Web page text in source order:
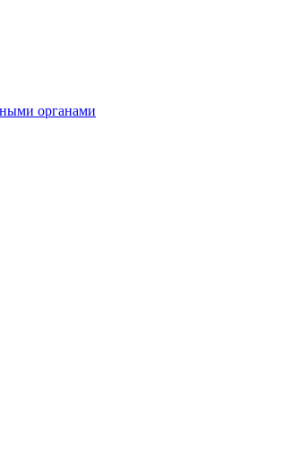
органами